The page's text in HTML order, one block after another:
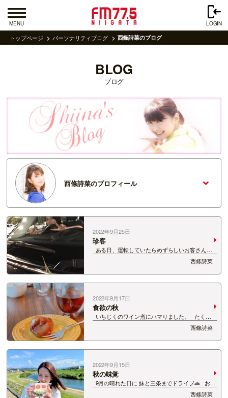
MENU LOGIN
トップページ パーソナリティブログ 西條詩菜のブログ
BLOG
ブログ
西條詩菜のプロフィール
2022年9月25日
珍客
ある日、運転していたらめずらしいお客さん
が。 バッタさん。 夫に撮影してもらいまし
た。 家に着くまで乗車していらっしゃいました
が、 翌日にはいなくなっていました。 …
西條詩菜
2022年9月17日
食欲の秋
いちじくのワイン煮にハマりました。 たくさ
んこさえました。 初めて自分で栗ごはんをつく
りました。 秋野菜のマリネもいい感じです。
旬をいただくってぜい…
西條詩菜
2022年9月15日
秋の味覚
9月の晴れた日に 妹と三条までドライブ🚗 お目
当ては、、 カネギフルーツさんのフルーツサン
西條詩菜